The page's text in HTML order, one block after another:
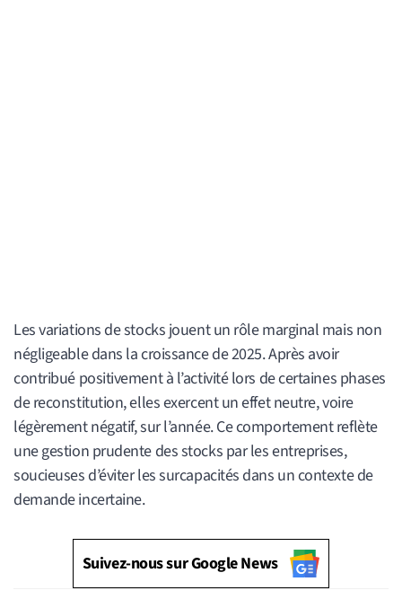
Les variations de stocks jouent un rôle marginal mais non
négligeable dans la croissance de 2025. Après avoir
contribué positivement à l’activité lors de certaines phases
de reconstitution, elles exercent un effet neutre, voire
légèrement négatif, sur l’année. Ce comportement reflète
une gestion prudente des stocks par les entreprises,
soucieuses d’éviter les surcapacités dans un contexte de
demande incertaine.
Suivez-nous sur Google News